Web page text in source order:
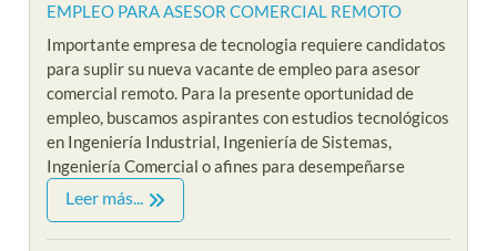
EMPLEO PARA ASESOR COMERCIAL REMOTO
Importante empresa de tecnologia requiere candidatos
para suplir su nueva vacante de empleo para asesor
comercial remoto. Para la presente oportunidad de
empleo, buscamos aspirantes con estudios tecnológicos
en Ingeniería Industrial, Ingeniería de Sistemas,
Ingeniería Comercial o afines para desempeñarse
Leer más...